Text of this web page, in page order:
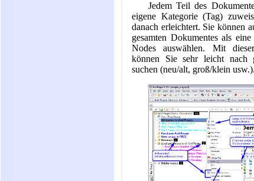
Jedem Teil des
eigene Kategorie (Tag)
danach erleichtert. Sie können
gesamten Dokumentes als
Nodes auswählen. Mit
können Sie sehr leicht nach
suchen (neu/alt, groß/klein usw.).